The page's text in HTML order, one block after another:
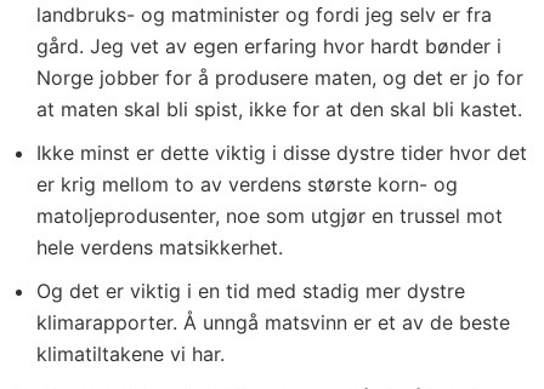
landbruks- og matminister og fordi jeg selv er fra
gård. Jeg vet av egen erfaring hvor hardt bønder i
Norge jobber for å produsere maten, og det er jo for
at maten skal bli spist, ikke for at den skal bli kastet.
Ikke minst er dette viktig i disse dystre tider hvor det
er krig mellom to av verdens største korn- og
matoljeprodusenter, noe som utgjør en trussel mot
hele verdens matsikkerhet.
Og det er viktig i en tid med stadig mer dystre
klimarapporter. Å unngå matsvinn er et av de beste
klimatiltakene vi har.